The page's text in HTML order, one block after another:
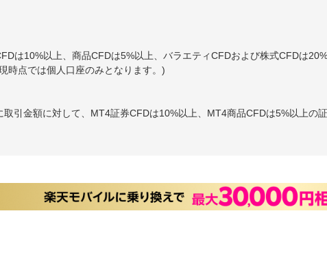
は10%以上、商品CFDは5%以上、バラエティCFDおよび株式CFDは
時点では個人口座のみとなります。)
取引金額に対して、MT4証券CFDは10%以上、MT4商品CFDは5%以上の